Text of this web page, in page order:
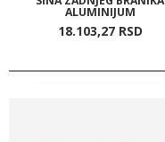
ALUMINIJUM
18.103,27 RSD